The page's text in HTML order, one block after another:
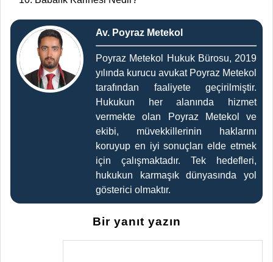
Av. Poyraz Metekol
Poyraz Metekol Hukuk Bürosu, 2019
yılında kurucu avukat Poyraz Metekol
tarafından faaliyete geçirilmiştir.
Hukukun her alanında hizmet
vermekte olan Poyraz Metekol ve
ekibi, müvekkillerinin haklarını
koruyup en iyi sonuçları elde etmek
için çalışmaktadır. Tek hedefleri,
hukukun karmaşık dünyasında yol
gösterici olmaktır.
Bir yanıt yazın